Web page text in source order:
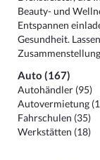
Beauty- und
Entspannen
Gesundheit.
Auto (167)
Autohändler (95)
Autovermietung
Fahrschulen (35)
Werkstätten (18)